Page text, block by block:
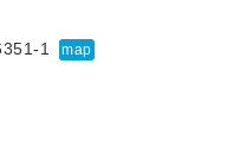
1 map